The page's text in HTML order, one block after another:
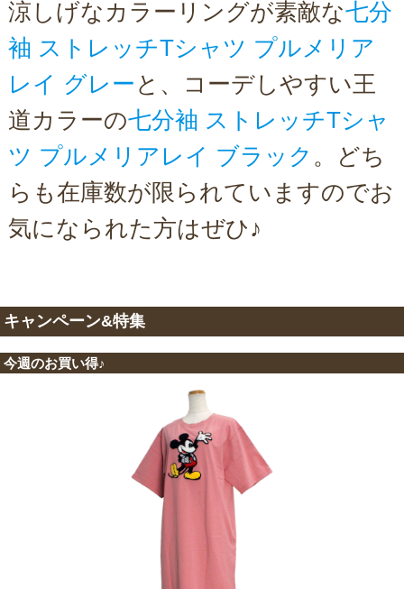
涼しげなカラーリングが素敵な七分
袖 ストレッチTシャツ プルメリア
レイ グレー と、コーデしやすい王
道カラーの七分袖 ストレッチTシャ
ツ プルメリアレイ ブラック 。どち
らも在庫数が限られていますのでお
気になられた方はぜひ♪
キャンペーン&特集
今週のお買い得♪